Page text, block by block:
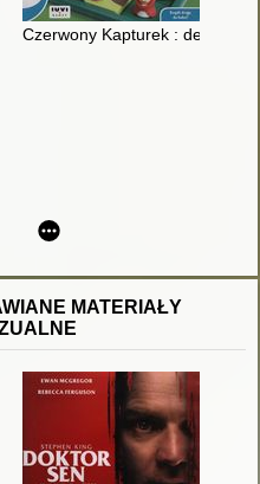
Czerwony Kapturek : deluxe
MATERIAŁY